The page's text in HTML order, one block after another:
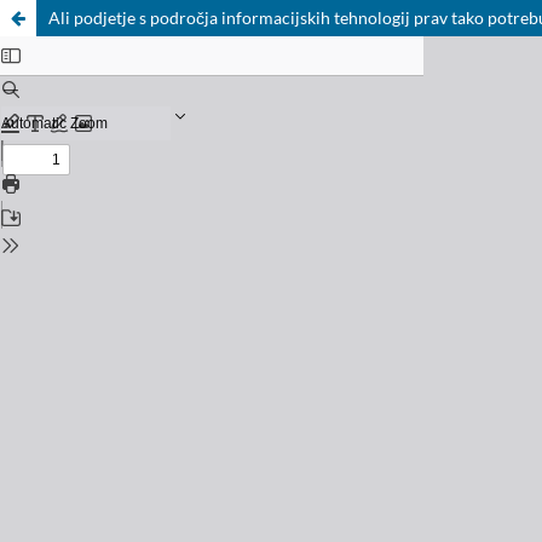
Ali podjetje s področja informacijskih tehnologij prav tako